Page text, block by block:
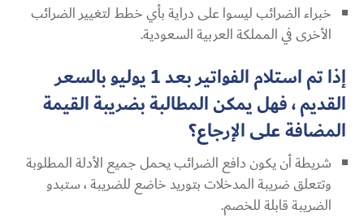
خبراء الضرائب ليسوا على دراية بأي خطط لتغيير الضرائب
الأخرى في المملكة العربية السعودية.
إذا تم استلام الفواتير بعد 1 يوليو بالسعر
القديم ، فهل يمكن المطالبة بضريبة القيمة
المضافة على الإرجاع؟
شريطة أن يكون دافع الضرائب يحمل جميع الأدلة المطلوبة
وتتعلق ضريبة المدخلات بتوريد خاضع للضريبة ، ستبدو
الضريبة قابلة للخصم.